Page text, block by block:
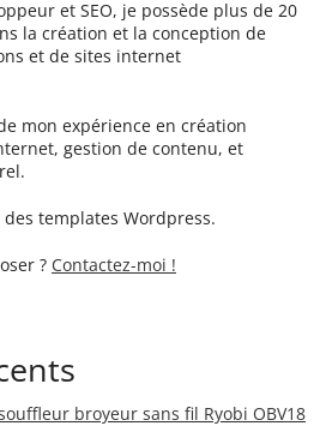
et SEO, je possède plus de 20
la création et la conception de
et de sites internet
mon expérience en création
gestion de contenu, et
templates Wordpress.
? Contactez-moi !
broyeur sans fil Ryobi OBV18